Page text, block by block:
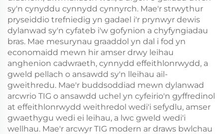
sy'n cynyddu cynnydd cynnyrch. Mae'r strwythur
pryseiddio trefniedig yn gadael i'r prynwyr dewis
dylanwad sy'n cyfateb i'w gofynion a chyfyngiadau
bras. Mae mesurynau graaddol yn dal i fod yn
economaidd mewn hir amser drwy leihau
anghenion cadwraeth, cynnydd effeithlonrwydd, a
gweld pellach o ansawdd sy'n lleihau ail-
gweithredu. Mae'r buddsoddiad mewn dylanwad
arcwrio TIG o ansawdd uchel yn cyfeirio'n gyffredinol
at effeithlonrwydd weithredol wedi'i sefydlu, amser
gwaethygu wedi ei leihau, a lwc gweld wedi'i
wellhau. Mae'r arcwyr TIG modern ar draws bwlchau